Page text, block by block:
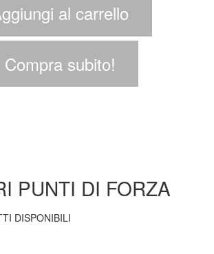
al carrello
Compra subito!
PUNTI DI FORZA
DISPONIBILI